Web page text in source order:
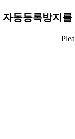
자동등록방지